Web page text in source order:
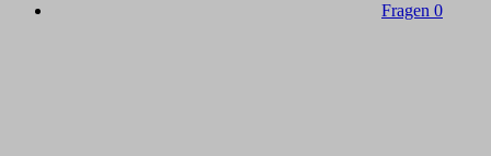
Fragen 0